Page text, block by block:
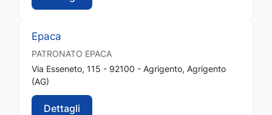
Epaca
PATRONATO EPACA
Via Esseneto, 115 - 92100 - Agrigento, Agrigento
(AG)
Dettagli